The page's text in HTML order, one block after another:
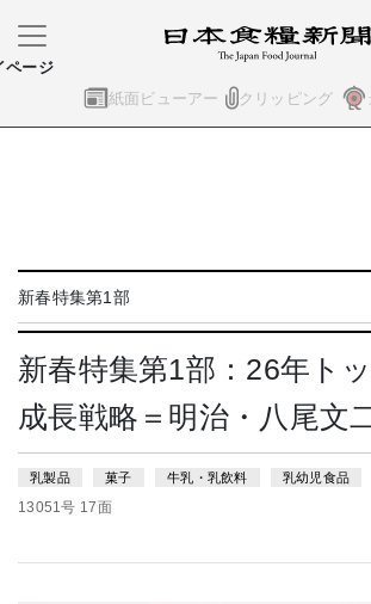
紙面ビューアー クリッピング
ページ
新春特集第1部
新春特集第1部：26年ト
成長戦略＝明治・八尾文
乳製品 菓子 牛乳・乳飲料 乳幼児食品
13051号 17面